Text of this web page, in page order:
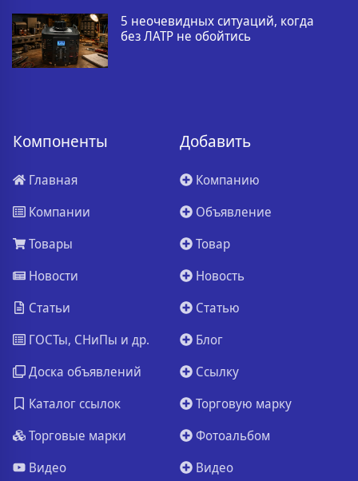
5 неочевидных ситуаций, когда
без ЛАТР не обойтись
Компоненты
Главная
Компании
Товары
Новости
Статьи
ГОСТы, СНиПы и др.
Доска объявлений
Каталог ссылок
Торговые марки
Видео
Добавить
Компанию
Объявление
Товар
Новость
Статью
Блог
Ссылку
Торговую марку
Фотоальбом
Видео